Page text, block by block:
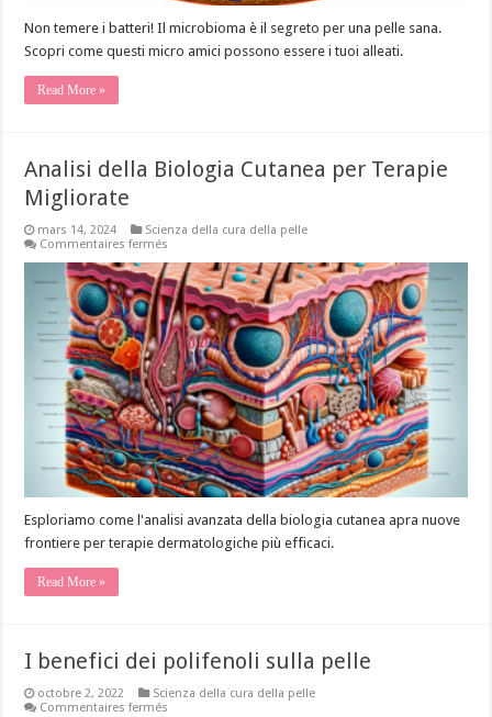
Non temere i batteri! Il microbioma è il segreto per una pelle sana.
Scopri come questi micro amici possono essere i tuoi alleati.
Read More »
Analisi della Biologia Cutanea per Terapie
Migliorate
mars 14, 2024
Scienza della cura della pelle
Commentaires fermés
della
Biologia
Cutanea
per
Terapie
Migliorate
Esploriamo come l'analisi avanzata della biologia cutanea apra nuove
frontiere per terapie dermatologiche più efficaci.
Read More »
I benefici dei polifenoli sulla pelle
octobre 2, 2022
Scienza della cura della pelle
Commentaires fermés